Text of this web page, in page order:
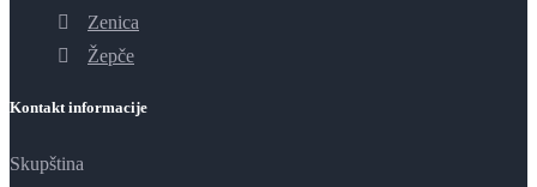
Zenica
Žepče
Kontakt informacije
Skupština